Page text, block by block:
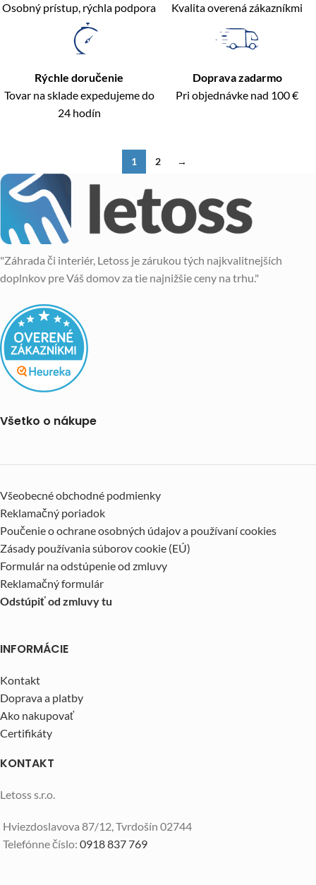
Osobný prístup, rýchla podpora
Kvalita overená zákazníkmi
Rýchle doručenie
Tovar na sklade expedujeme do
24 hodín
Doprava zadarmo
Pri objednávke nad 100 €
1 2 →
"Záhrada či interiér, Letoss je zárukou tých najkvalitnejších
doplnkov pre Váš domov za tie najnižšie ceny na trhu."
Všetko o nákupe
Všeobecné obchodné podmienky
Reklamačný poriadok
Poučenie o ochrane osobných údajov a používaní cookies
Zásady používania súborov cookie (EÚ)
Formulár na odstúpenie od zmluvy
Reklamačný formulár
Odstúpiť od zmluvy tu
INFORMÁCIE
Kontakt
Doprava a platby
Ako nakupovať
Certifikáty
KONTAKT
Letoss s.r.o.
Hviezdoslavova 87/12, Tvrdošín 02744
Telefónne číslo: 0918 837 769